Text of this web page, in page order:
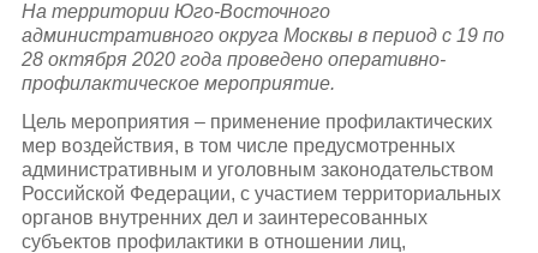
На территории Юго-Восточного
административного округа Москвы в период с 19 по
28 октября 2020 года проведено оперативно-
профилактическое мероприятие.
Цель мероприятия – применение профилактических
мер воздействия, в том числе предусмотренных
административным и уголовным законодательством
Российской Федерации, с участием территориальных
органов внутренних дел и заинтересованных
субъектов профилактики в отношении лиц,